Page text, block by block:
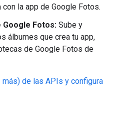
la app de Google Fotos.
Google Fotos: Sube y
álbumes que crea tu app,
de Google Fotos de
más) de las APIs y configura